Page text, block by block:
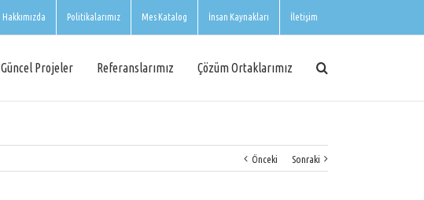
Hakkımızda Politikalarımız Mes Katalog İnsan Kaynakları İletişim
Güncel Projeler Referanslarımız Çözüm Ortaklarımız
Önceki Sonraki